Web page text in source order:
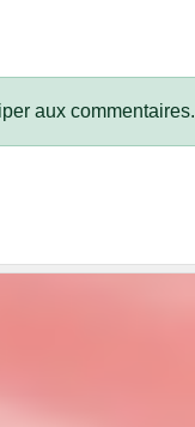
aux commentaires.